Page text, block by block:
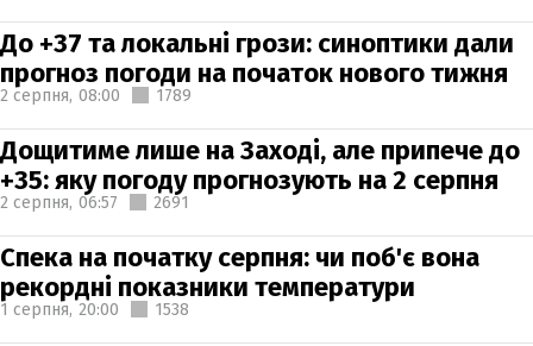
До +37 та локальні грози: синоптики дали
прогноз погоди на початок нового тижня
2 серпня, 08:00 1789
Дощитиме лише на Заході, але припече до
+35: яку погоду прогнозують на 2 серпня
2 серпня, 06:57 2691
Спека на початку серпня: чи поб'є вона
рекордні показники температури
1 серпня, 20:00 1538